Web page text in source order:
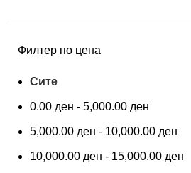
Филтер по цена
Сите
0.00 ден - 5,000.00 ден
5,000.00 ден - 10,000.00 ден
10,000.00 ден - 15,000.00 ден